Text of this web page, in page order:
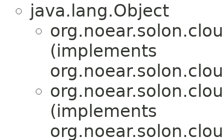
java.lang.Object
(implements
(implements